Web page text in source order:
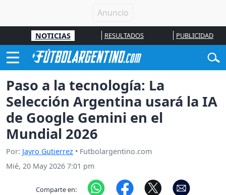
NOTICIAS RESULTADOS PUBLICIDAD
Paso a la tecnología: La
Selección Argentina usará la IA
de Google Gemini en el
Mundial 2026
Por: Jayro Gutierrez • Futbolargentino.com
Mié, 20 May 2026 7:01 pm
Comparte en: